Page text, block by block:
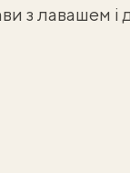
з лавашем і